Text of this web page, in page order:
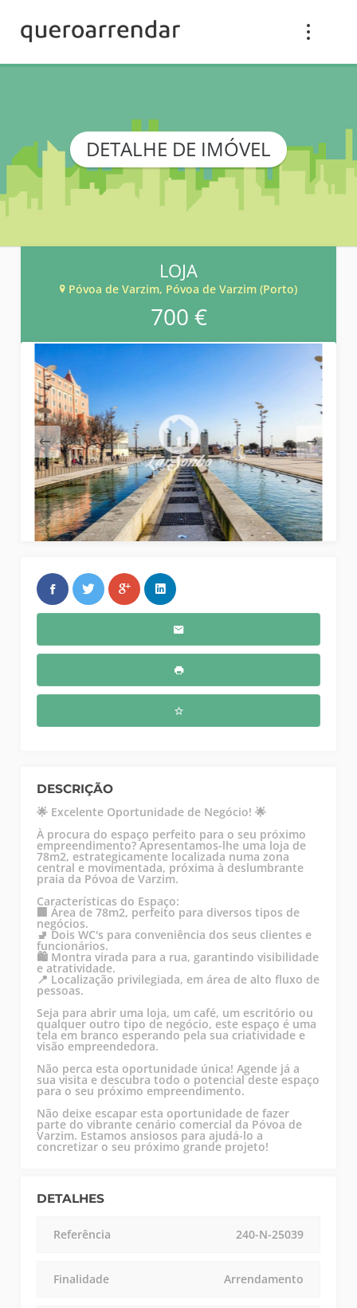
DETALHE DE IMÓVEL
LOJA
Póvoa de Varzim, Póvoa de Varzim (Porto)
700 €
DESCRIÇÃO
🌟 Excelente Oportunidade de Negócio! 🌟
À procura do espaço perfeito para o seu próximo
empreendimento? Apresentamos-lhe uma loja de
78m2, estrategicamente localizada numa zona
central e movimentada, próxima à deslumbrante
praia da Póvoa de Varzim.
Características do Espaço:
🏢 Área de 78m2, perfeito para diversos tipos de
negócios.
🚽 Dois WC's para conveniência dos seus clientes e
funcionários.
🛍️ Montra virada para a rua, garantindo visibilidade
e atratividade.
📍 Localização privilegiada, em área de alto fluxo de
pessoas.
Seja para abrir uma loja, um café, um escritório ou
qualquer outro tipo de negócio, este espaço é uma
tela em branco esperando pela sua criatividade e
visão empreendedora.
Não perca esta oportunidade única! Agende já a
sua visita e descubra todo o potencial deste espaço
para o seu próximo empreendimento.
Não deixe escapar esta oportunidade de fazer
parte do vibrante cenário comercial da Póvoa de
Varzim. Estamos ansiosos para ajudá-lo a
concretizar o seu próximo grande projeto!
DETALHES
Referência 240-N-25039
Finalidade Arrendamento